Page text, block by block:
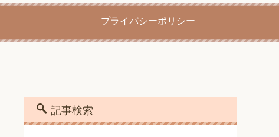
プライバシーポリシー
記事検索